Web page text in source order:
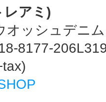
アミ)
オッシュデニ
8177-